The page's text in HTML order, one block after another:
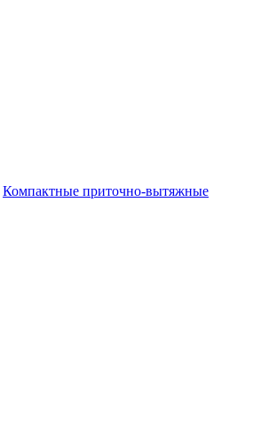
Компактные приточно-вытяжные